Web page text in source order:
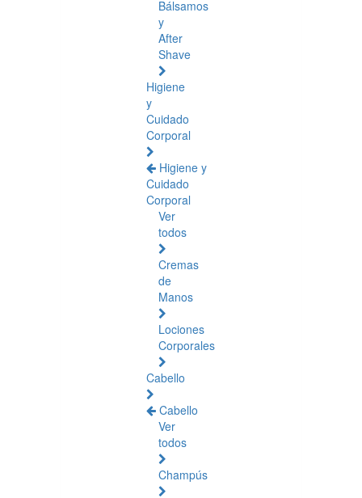
Bálsamos
y
After
Shave
Higiene
y
Cuidado
Corporal
Higiene y
Cuidado
Corporal
Ver
todos
Cremas
de
Manos
Lociones
Corporales
Cabello
Cabello
Ver
todos
Champús